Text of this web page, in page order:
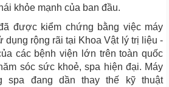
khỏe mạnh của ban đầu.
được kiểm chứng bằng việc máy
rộng rãi tại Khoa Vật lý trị liệu -
các bệnh viện lớn trên toàn quốc
sóc sức khoẻ, spa hiện đại. Máy
spa đang dần thay thế kỹ thuật